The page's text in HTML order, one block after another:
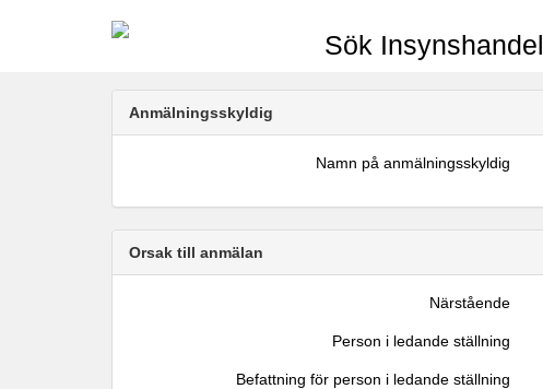
Sök Insynshandel
Anmälningsskyldig
Namn på anmälningsskyldig
Orsak till anmälan
Närstående
Person i ledande ställning
Befattning för person i ledande ställning